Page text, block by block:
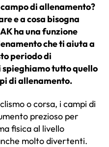
di allenamento?
e a cosa bisogna
ha una funzione
che ti aiuta a
periodo di
tutto quello
di allenamento.
o corsa, i campi di
prezioso per
fisica al livello
molto divertenti.